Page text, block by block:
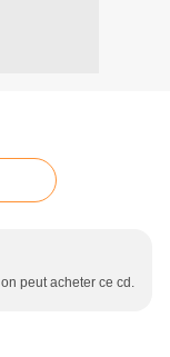
peut acheter ce cd.